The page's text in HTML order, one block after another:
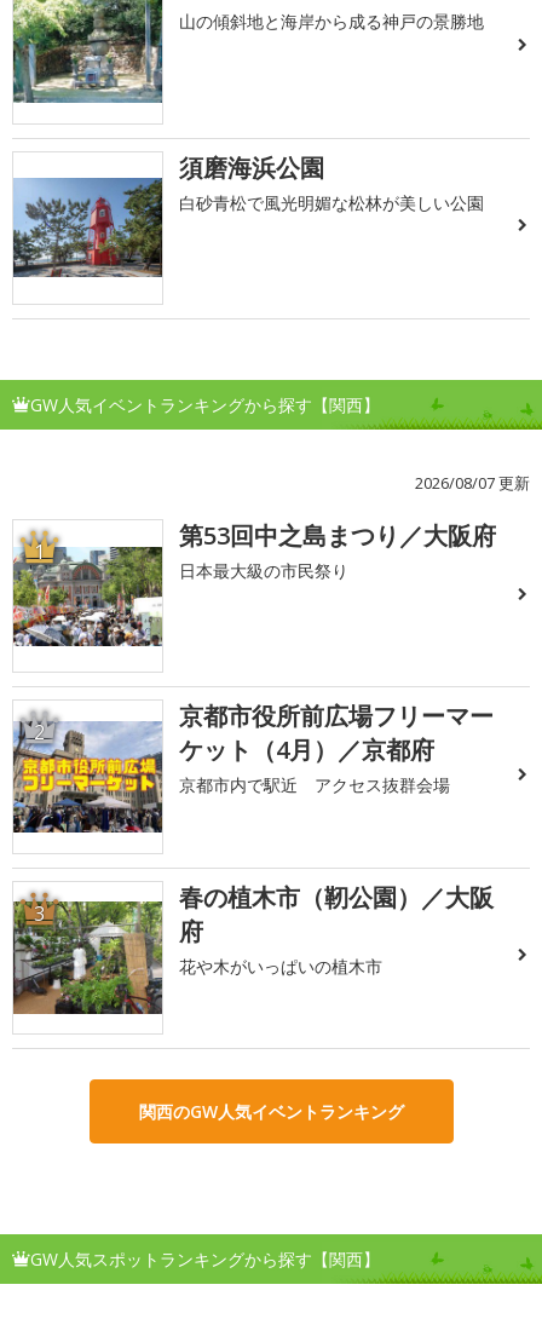
山の傾斜地と海岸から成る神戸の景勝地
須磨海浜公園
白砂青松で風光明媚な松林が美しい公園
GW人気イベントランキングから探す【関西】
2026/08/07 更新
1 第53回中之島まつり／大阪府
日本最大級の市民祭り
2
京都市役所前広場フリーマー
ケット（4月）／京都府
京都市内で駅近 アクセス抜群会場
3
春の植木市（靭公園）／大阪
府
花や木がいっぱいの植木市
関西のGW人気イベントランキング
GW人気スポットランキングから探す【関西】